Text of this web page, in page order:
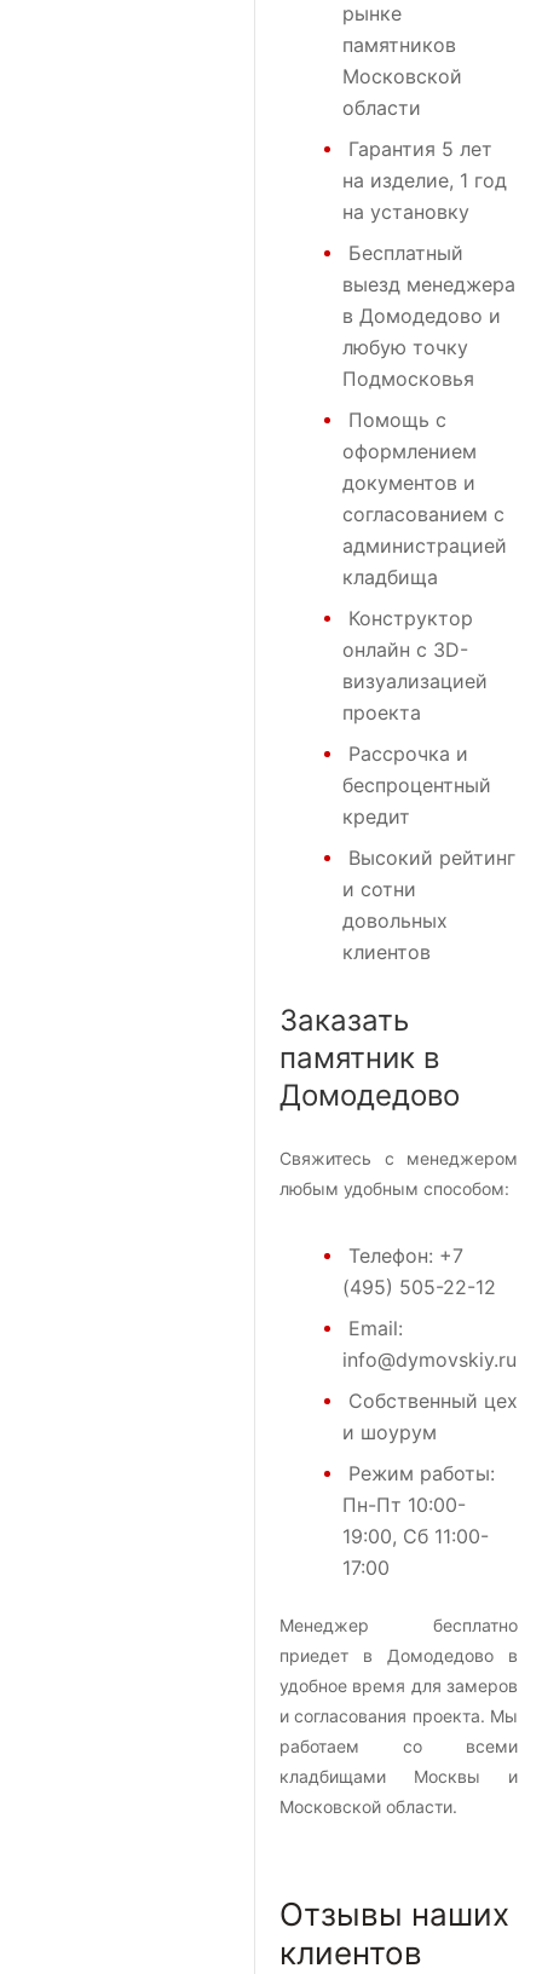
рынке
памятников
Московской
области
Гарантия 5 лет
на изделие, 1 год
на установку
Бесплатный
выезд менеджера
в Домодедово и
любую точку
Подмосковья
Помощь с
оформлением
документов и
согласованием с
администрацией
кладбища
Конструктор
онлайн с 3D-
визуализацией
проекта
Рассрочка и
беспроцентный
кредит
Высокий рейтинг
и сотни
довольных
клиентов
Заказать
памятник в
Домодедово
Свяжитесь с менеджером
любым удобным способом:
Телефон: +7
(495) 505-22-12
Email:
info@dymovskiy.ru
Собственный цех
и шоурум
Режим работы:
Пн-Пт 10:00-
19:00, Сб 11:00-
17:00
Менеджер бесплатно
приедет в Домодедово в
удобное время для замеров
и согласования проекта. Мы
работаем со всеми
кладбищами Москвы и
Московской области.
Отзывы наших
клиентов